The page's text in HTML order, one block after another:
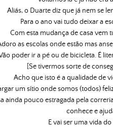
Aliás, o Duarte diz que já nem se
Para o ano vai tudo deixar a
Com esta mudança de casa vem
as escolas onde estão mas
poder ir a pé ou de bicicleta. É
[Se tivermos sorte de
Acho que isto é a qualidade de
um sítio onde somos (todos)
ainda pouco estragada pela
conhece e
E vai ser uma vida